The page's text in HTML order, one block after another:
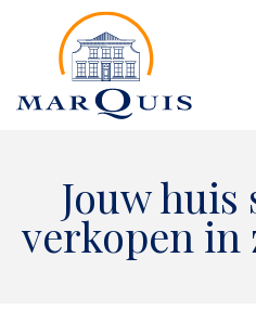
Jouw huis
verkopen in